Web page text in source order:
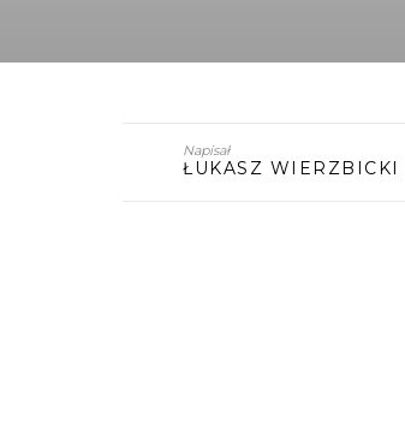
Napisał
ŁUKASZ WIERZBICKI